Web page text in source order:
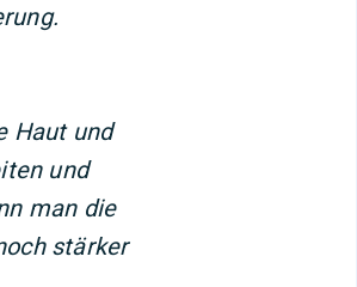
Haut und
und
man die
stärker